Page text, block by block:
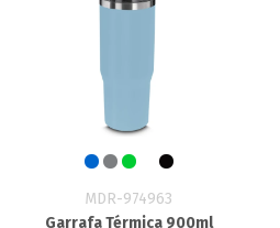
MDR-974963
Garrafa Térmica 900ml